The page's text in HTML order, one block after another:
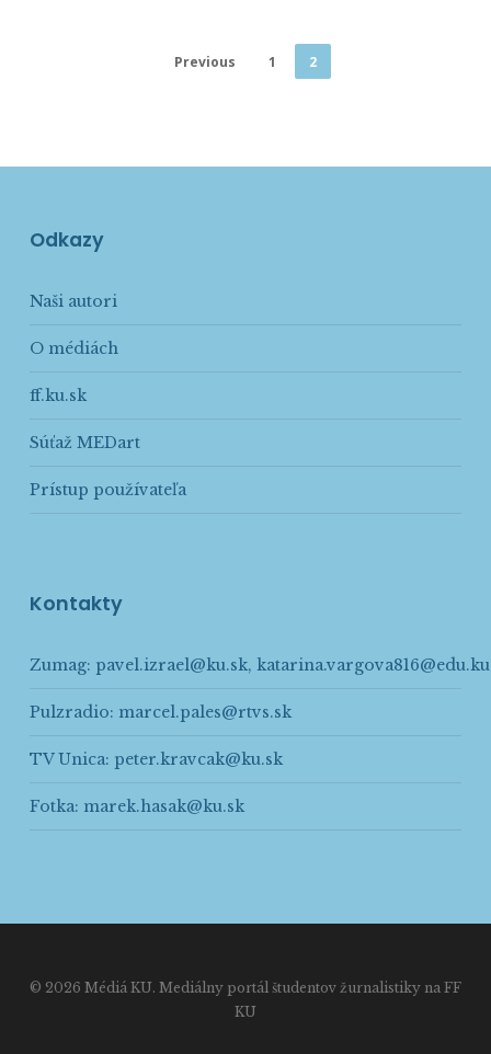
Previous 1 2
Odkazy
Naši autori
O médiách
ff.ku.sk
Súťaž MEDart
Prístup používateľa
Kontakty
Zumag: pavel.izrael@ku.sk,
Pulzradio: marcel.pales@rtvs.sk
TV Unica: peter.kravcak@ku.sk
Fotka: marek.hasak@ku.sk
© 2026 Médiá KU. Mediálny portál študentov žurnalistiky na FF
KU